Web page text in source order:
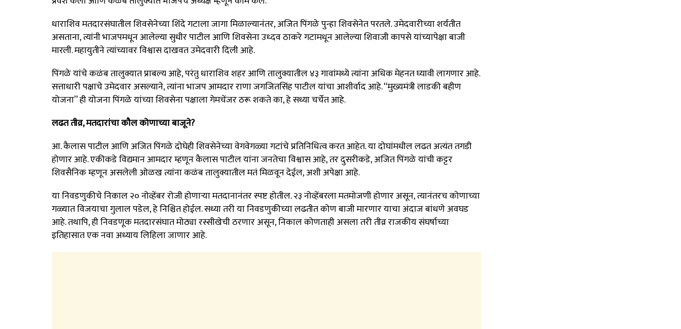
धाराशिव मतदारसंघातील शिवसेनेच्या शिंदे गटाला जागा मिळाल्यानंतर, अजित पिंगळे पुन्हा शिवसेनेत परतले. उमेदवारीच्या शर्यतीत
असताना, त्यांनी भाजपमधून आलेल्या सुधीर पाटील आणि शिवसेना उध्दव ठाकरे गटामधून आलेल्या शिवाजी कापसे यांच्यापेक्षा बाजी
मारली. महायुतीने त्यांच्यावर विश्वास दाखवत उमेदवारी दिली आहे.
पिंगळे यांचे कळंब तालुक्यात प्राबल्य आहे, परंतु धाराशिव शहर आणि तालुक्यातील ४३ गावांमध्ये त्यांना अधिक मेहनत घ्यावी लागणार आहे.
सत्ताधारी पक्षाचे उमेदवार असल्याने, त्यांना भाजप आमदार राणा जगजितसिंह पाटील यांचा आशीर्वाद आहे. “मुख्यमंत्री लाडकी बहीण
योजना” ही योजना पिंगळे यांच्या शिवसेना पक्षाला गेमचेंजर ठरू शकते का, हे सध्या चर्चेत आहे.
लढत तीव्र, मतदारांचा कौल कोणाच्या बाजूने?
आ. कैलास पाटील आणि अजित पिंगळे दोघेही शिवसेनेच्या वेगवेगळ्या गटांचे प्रतिनिधित्व करत आहेत. या दोघांमधील लढत अत्यंत तगडी
होणार आहे. एकीकडे विद्यमान आमदार म्हणून कैलास पाटील यांना जनतेचा विश्वास आहे, तर दुसरीकडे, अजित पिंगळे यांची कट्टर
शिवसैनिक म्हणून असलेली ओळख त्यांना कळंब तालुक्यातील मतं मिळवून देईल, अशी अपेक्षा आहे.
या निवडणुकीचे निकाल २० नोव्हेंबर रोजी होणाऱ्या मतदानानंतर स्पष्ट होतील. २३ नोव्हेंबरला मतमोजणी होणार असून, त्यानंतरच कोणाच्या
गळ्यात विजयाचा गुलाल पडेल, हे निश्चित होईल. सध्या तरी या निवडणुकीच्या लढतीत कोण बाजी मारणार याचा अंदाज बांधणे अवघड
आहे. तथापि, ही निवडणूक मतदारसंघात मोठ्या रस्सीखेची ठरणार असून, निकाल कोणताही असला तरी तीव्र राजकीय संघर्षाच्या
इतिहासात एक नवा अध्याय लिहिला जाणार आहे.